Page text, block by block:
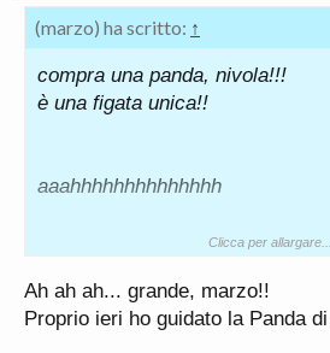
(marzo) ha scritto: ↑
compra una panda, nivola!!!
è una figata unica!!
aaahhhhhhhhhhhhhh
Clicca per allargare...
Ah ah ah... grande, marzo!!
Proprio ieri ho guidato la Panda